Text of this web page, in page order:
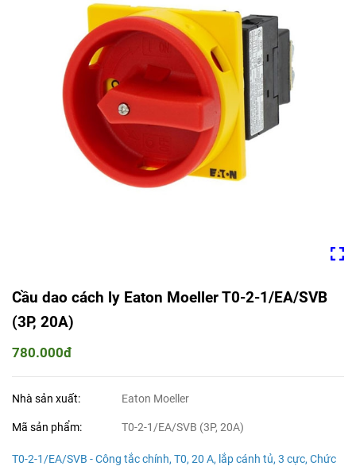
Cầu dao cách ly Eaton Moeller T0-2-1/EA/SVB
(3P, 20A)
780.000đ
Nhà sản xuất: Eaton Moeller
Mã sản phẩm: T0-2-1/EA/SVB (3P, 20A)
T0-2-1/EA/SVB - Công tắc chính, T0, 20 A, lắp cánh tủ, 3 cực, Chức